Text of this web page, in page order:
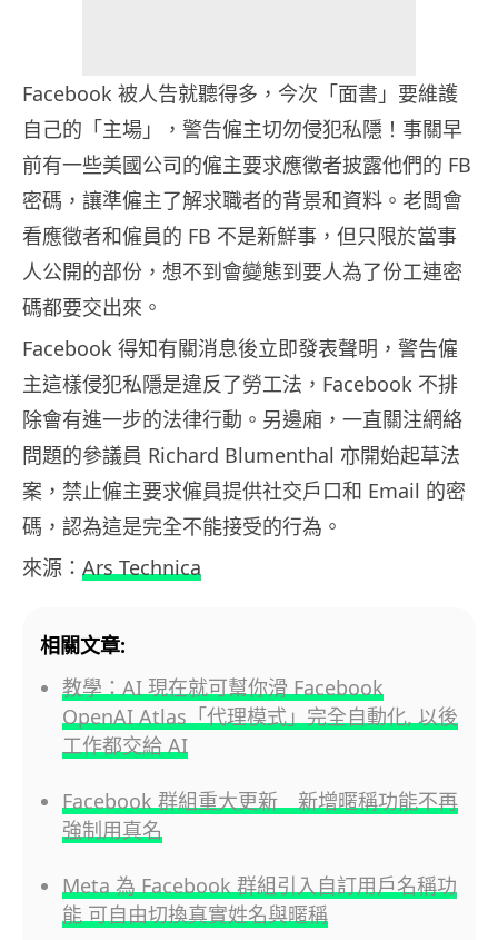
Facebook 被人告就聽得多，今次「面書」要維護
自己的「主場」，警告僱主切勿侵犯私隱！事關早
前有一些美國公司的僱主要求應徵者披露他們的 FB
密碼，讓準僱主了解求職者的背景和資料。老闆會
看應徵者和僱員的 FB 不是新鮮事，但只限於當事
人公開的部份，想不到會變態到要人為了份工連密
碼都要交出來。
Facebook 得知有關消息後立即發表聲明，警告僱
主這樣侵犯私隱是違反了勞工法，Facebook 不排
除會有進一步的法律行動。另邊廂，一直關注網絡
問題的參議員 Richard Blumenthal 亦開始起草法
案，禁止僱主要求僱員提供社交戶口和 Email 的密
碼，認為這是完全不能接受的行為。
來源： Ars Technica
相關文章:
教學：AI 現在就可幫你滑 Facebook
OpenAI Atlas「代理模式」完全自動化, 以後
工作都交給 AI
Facebook 群組重大更新 新增暱稱功能不再
強制用真名
Meta 為 Facebook 群組引入自訂用戶名稱功
能 可自由切換真實姓名與暱稱